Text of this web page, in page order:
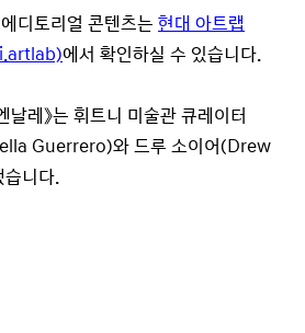
디토리얼 콘텐츠는 현대 아트랩
에서 확인하실 수 있습니다.
레》는 휘트니 미술관 큐레이터
Guerrero)와 드루 소이어(Drew
니다.